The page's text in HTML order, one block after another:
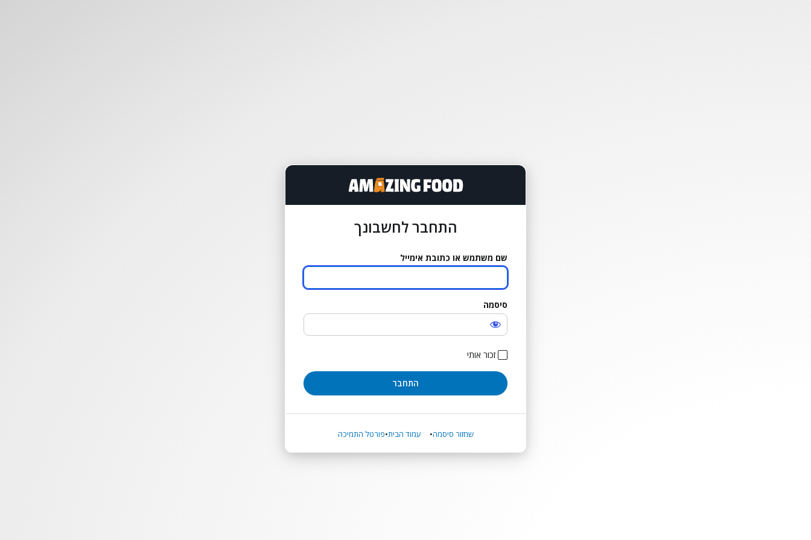
התחבר
התחבר לחשבונך
שם משתמש או כתובת אימייל
סיסמה
זכור אותי
שחזור סיסמה עמוד הבית פורטל התמיכה